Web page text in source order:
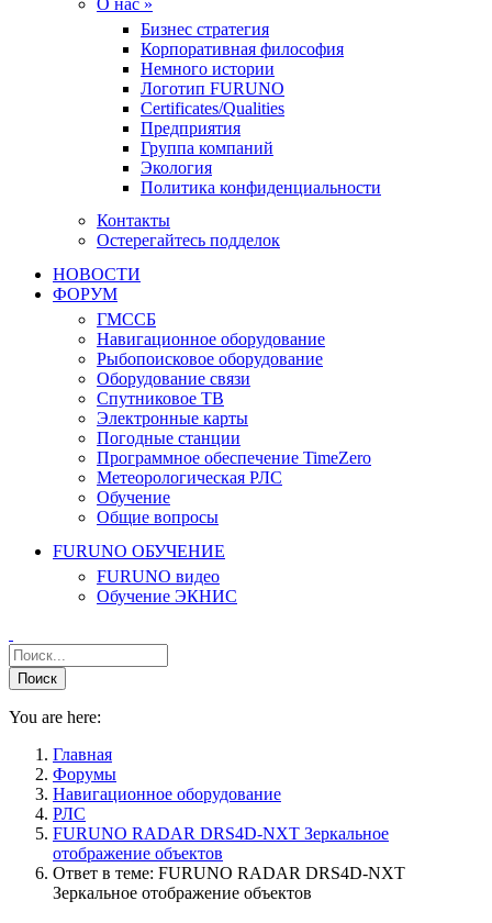
Бизнес стратегия
Корпоративная философия
Немного истории
Логотип FURUNO
Certificates/Qualities
Предприятия
Группа компаний
Экология
Политика конфиденциальности
Контакты
Остерегайтесь подделок
НОВОСТИ
ФОРУМ
ГМССБ
Навигационное оборудование
Рыбопоисковое оборудование
Оборудование связи
Спутниковое ТВ
Электронные карты
Погодные станции
Программное обеспечение TimeZero
Метеорологическая РЛС
Обучение
Общие вопросы
FURUNO ОБУЧЕНИЕ
FURUNO видео
Обучение ЭКНИС
You are here:
Главная
Форумы
Навигационное оборудование
РЛС
FURUNO RADAR DRS4D-NXT Зеркальное
отображение объектов
Ответ в теме: FURUNO RADAR DRS4D-NXT
Зеркальное отображение объектов